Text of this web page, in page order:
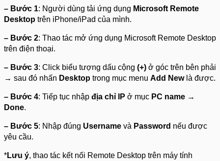
– Bước 1: Người dùng tải ứng dụng Microsoft Remote
Desktop trên iPhone/iPad của mình.
– Bước 2: Thao tác mở ứng dụng Microsoft Remote Desktop
trên điện thoại.
– Bước 3: Click biểu tượng dấu cộng (+) ở góc trên bên phải
→ sau đó nhấn Desktop trong mục menu Add Newlà được.
– Bước 4: Tiếp tục nhập địa chỉ IP ở mục PC name →
Done.
– Bước 5: Nhập đúng Username và Password nếu được
yêu cầu.
*Lưu ý, thao tác kết nối Remote Desktop trên máy tính